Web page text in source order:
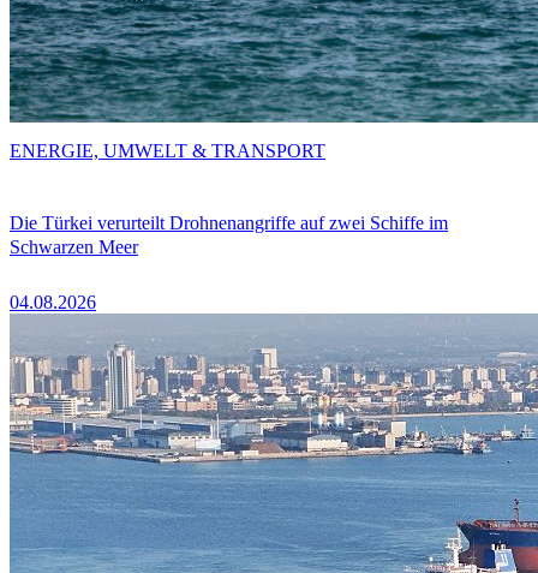
Die Türkei verurteilt Drohnenangriffe auf zwei Schiffe im
Schwarzen Meer
04.08.2026
ENERGIE, UMWELT & TRANSPORT